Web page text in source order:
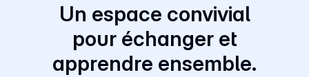
Un espace convivial
pour échanger et
apprendre ensemble.